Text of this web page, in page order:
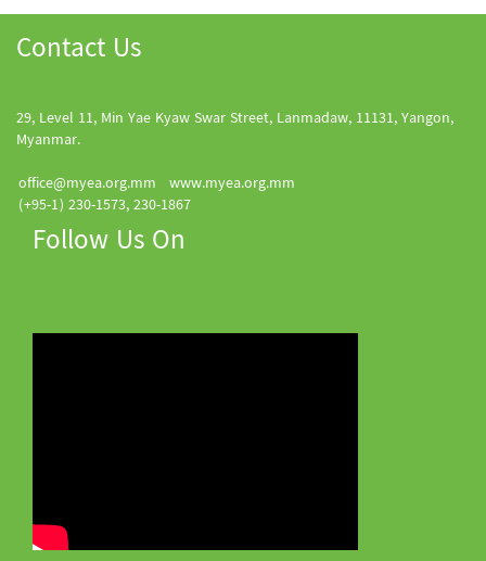
Contact Us
29, Level 11, Min Yae Kyaw Swar Street, Lanmadaw, 11131, Yangon,
Myanmar.
office@myea.org.mm www.myea.org.mm
(+95-1) 230-1573, 230-1867
Follow Us On